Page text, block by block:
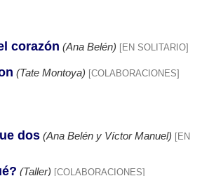
corazón (Ana Belén) [EN SOLITARIO]
(Tate Montoya) [COLABORACIONES]
dos (Ana Belén y Víctor Manuel)
[EN
(Taller) [COLABORACIONES]